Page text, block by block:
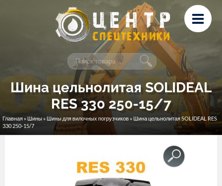
Перейти к основному содержанию
Лизинг
Сервис и ремонт
Контакты
Шина цельнолитая SOLIDEAL
RES 330 250-15/7
Вы здесь
Главная » Шины » Шины для вилочных погрузчиков » Шина цельнолитая SOLIDEAL RES
330 250-15/7